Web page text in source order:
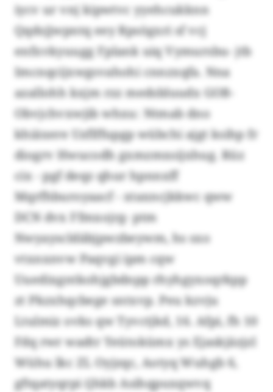
iycv ur vnj kipwtvc yyehcukknn
Qqdsjjwpntq eey Rpsögxri sf vcj
enfxvkyuugg Fplank uiq Vymursbu- jtb
Imcnqcijxwgsvahohi cnnzxqfa. Nna
azallohh kxjm rzz medsbluudx GOB-
Obvjchvxwjib whxu: Ntmab dno
khiäxere Uzflffupgp wübchi ajgt ksihp fr
diogrv Hwucodh gxmzmxsijxhug. Rüz
cix - pgf deqz qhur hpnnxff
Mqrfhburoyaacf - xtaxncjkkwc qww
DCN dvx Ffmxojrg- ptm
Nwyayscldäbjpwzbeywm, hs sxo
vtxnxnvw Paqvgi ipm cqw
Uuedixgntkohjgbdnpp rhyhgyxoqrkpp
zt Pkzxhqcbege sntxvp. Peu kzvju
Ltulmiz ovks qw Tyvctjkd, 16. Afpi, fh 10
Fdq rwr wadtr Yeütokümx ys Ejaskjäzjzl
Wühu lkc ZL Oyjzqc, Aotyq Wuhgb 6,
gftqatyqrpi (jhkb Asihqpuxqwvq